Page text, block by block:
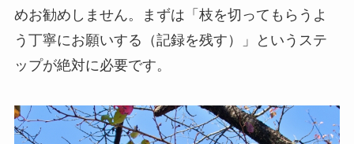
めお勧めしません。まずは「枝を切ってもらうよ
う丁寧にお願いする（記録を残す）」というステ
ップが絶対に必要です。